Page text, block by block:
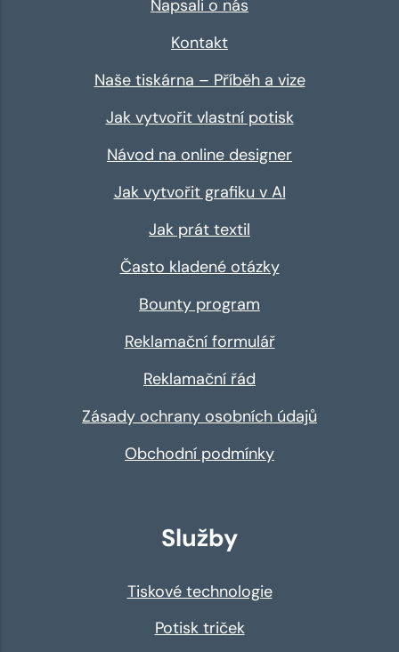
Napsali o nás
Kontakt
Naše tiskárna – Příběh a vize
Jak vytvořit vlastní potisk
Návod na online designer
Jak vytvořit grafiku v AI
Jak prát textil
Často kladené otázky
Bounty program
Reklamační formulář
Reklamační řád
Zásady ochrany osobních údajů
Obchodní podmínky
Služby
Tiskové technologie
Potisk triček